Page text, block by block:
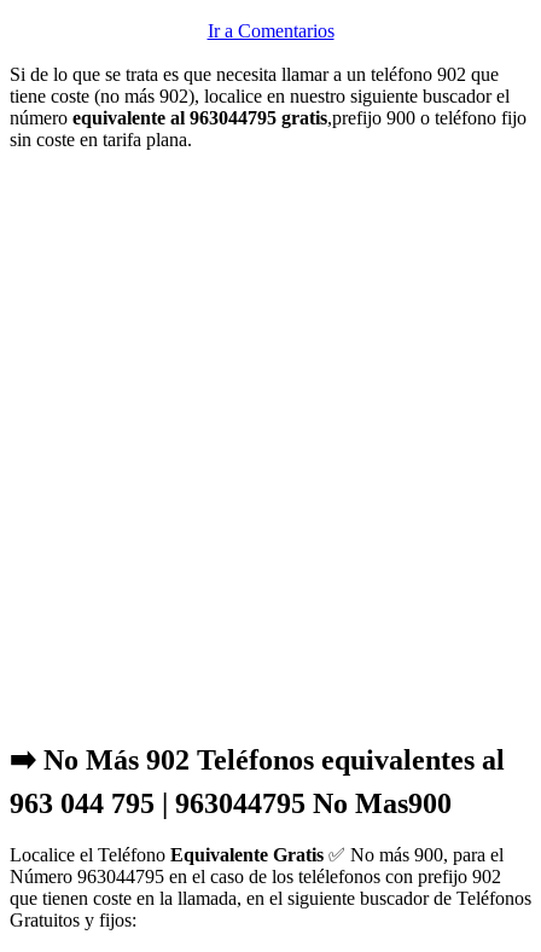
Ir a Comentarios
Si de lo que se trata es que necesita llamar a un teléfono 902 que
tiene coste (no más 902), localice en nuestro siguiente buscador el
número equivalente al 963044795 gratis,prefijo 900 o teléfono fijo
sin coste en tarifa plana.
➡️ No Más 902 Teléfonos equivalentes al
963 044 795 | 963044795 No Mas900
Localice el Teléfono Equivalente Gratis ✅ No más 900, para el
Número 963044795 en el caso de los telélefonos con prefijo 902
que tienen coste en la llamada, en el siguiente buscador de Teléfonos
Gratuitos y fijos: